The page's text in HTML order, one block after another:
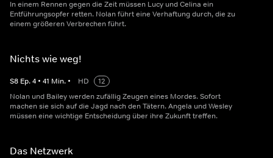
In einem Rennen gegen die Zeit müssen Lucy und Celina ein
Entführungsopfer retten. Nolan führt eine Verhaftung durch, die zu
einem größeren Verbrechen führt.
Nichts wie weg!
S8 Ep.4 • 41 Min. • HD
12
Nolan und Bailey werden zufällig Zeugen eines Mordes. Sofort
machen sie sich auf die Jagd nach den Tätern. Angela und Wesley
müssen eine wichtige Entscheidung über ihre Zukunft treffen.
Das Netzwerk